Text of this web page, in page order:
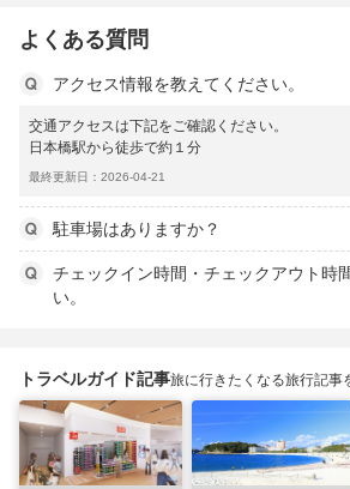
よくある質問
アクセス情報を教えてください。
交通アクセスは下記をご確認ください。
日本橋駅から徒歩で約１分
最終更新日：2026-04-21
駐車場はありますか？
チェックイン時間・チェックアウト時
い。
トラベルガイド記事旅に行きたくなる旅行記事